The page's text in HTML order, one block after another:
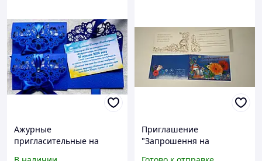
Ажурные
пригласительные на
Приглашение
"Запрошення на